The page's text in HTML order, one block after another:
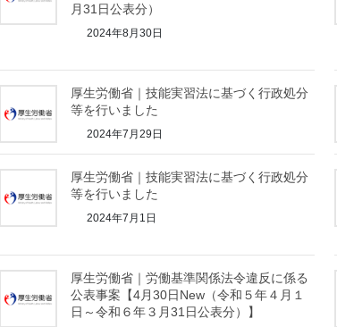
月31日公表分）
2024年8月30日
厚生労働省｜技能実習法に基づく行政処分
等を行いました
2024年7月29日
厚生労働省｜技能実習法に基づく行政処分
等を行いました
2024年7月1日
厚生労働省｜労働基準関係法令違反に係る
公表事案【4月30日New（令和５年４月１
日～令和６年３月31日公表分）】